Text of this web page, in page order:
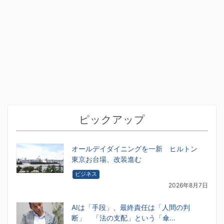
ピックアップ
オールデイダイニングを一新 ヒルトン
東京お台場、改装進む
ビジネス
2026年8月7日
AIは「手段」、最終責任は「人間の判
断」 「法の支配」という「傘…